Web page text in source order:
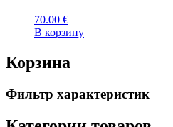
70.00 €
В корзину
Корзина
Фильтр характеристик